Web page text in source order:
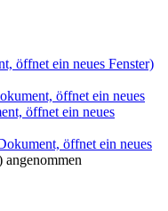
öffnet ein neues Fenster)
öffnet ein neues
öffnet ein neues
öffnet ein neues